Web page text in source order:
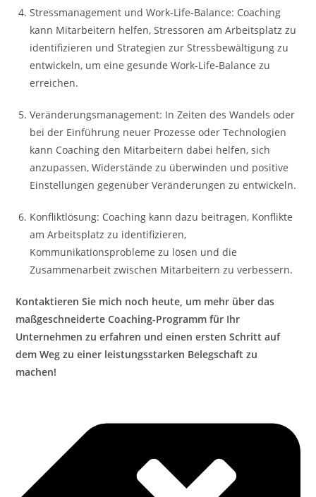
Stressmanagement und Work-Life-Balance: Coaching
kann Mitarbeitern helfen, Stressoren am Arbeitsplatz zu
identifizieren und Strategien zur Stressbewältigung zu
entwickeln, um eine gesunde Work-Life-Balance zu
erreichen.
Veränderungsmanagement: In Zeiten des Wandels oder
bei der Einführung neuer Prozesse oder Technologien
kann Coaching den Mitarbeitern dabei helfen, sich
anzupassen, Widerstände zu überwinden und positive
Einstellungen gegenüber Veränderungen zu entwickeln.
Konfliktlösung: Coaching kann dazu beitragen, Konflikte
am Arbeitsplatz zu identifizieren,
Kommunikationsprobleme zu lösen und die
Zusammenarbeit zwischen Mitarbeitern zu verbessern.
Kontaktieren Sie mich noch heute, um mehr über das
maßgeschneiderte Coaching-Programm für Ihr
Unternehmen zu erfahren und einen ersten Schritt auf
dem Weg zu einer leistungsstarken Belegschaft zu
machen!